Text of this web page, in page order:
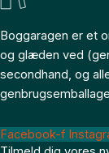
Boggaragen er et
og glæden ved
secondhand, og
Facebook-f